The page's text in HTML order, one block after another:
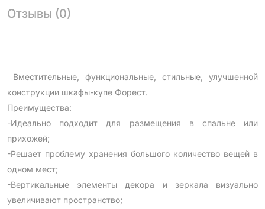
Отзывы (0)
Вместительные, функциональные, стильные, улучшенной
конструкции шкафы-купе Форест.
Преимущества:
-Идеально подходит для размещения в спальне или
прихожей;
-Решает проблему хранения большого количество вещей в
одном мест;
-Вертикальные элементы декора и зеркала визуально
увеличивают пространство;